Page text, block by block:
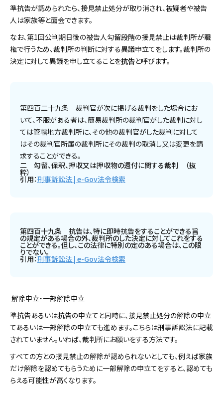
準抗告が認められたら、接見禁止処分が取り消され、被疑者や被告
人は家族等と面会できます。
なお、第1回公判期日後の被告人勾留段階の接見禁止は裁判所が職
権で行うため、裁判所の判断に対する異議申立てをします。裁判所の
決定に対して異議を申し立てることを抗告と呼びます。
第四百二十九条 裁判官が次に掲げる裁判をした場合にお
いて、不服がある者は、簡易裁判所の裁判官がした裁判に対し
ては管轄地方裁判所に、その他の裁判官がした裁判に対して
はその裁判官所属の裁判所にその裁判の取消し又は変更を請
求することができる。
二 勾留、保釈、押収又は押収物の還付に関する裁判 （抜
粋）
引用：刑事訴訟法 | e-Gov法令検索
第四百十九条 抗告は、特に即時抗告をすることができる旨
の規定がある場合の外、裁判所のした決定に対してこれをする
ことができる。但し、この法律に特別の定のある場合は、この限
りでない。
引用：刑事訴訟法 | e-Gov法令検索
解除申立・一部解除申立
準抗告あるいは抗告の申立てと同時に、接見禁止処分の解除の申立
てあるいは一部解除の申立ても進めます。こちらは刑事訴訟法に記載
されていません。いわば、裁判所にお願いをする方法です。
すべての方との接見禁止の解除が認められないとしても、例えば家族
だけ解除を認めてもらうために一部解除の申立てをすると、認めても
らえる可能性が高くなります。